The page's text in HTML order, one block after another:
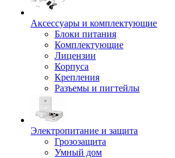
Аксессуары и комплектующие
Блоки питания
Комплектующие
Лицензии
Корпуса
Крепления
Разъемы и пигтейлы
Электропитание и защита
Грозозащита
Умный дом